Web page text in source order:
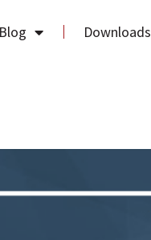
Blog Downloads